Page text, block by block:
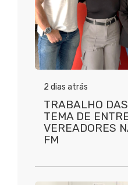
2 dias atrás
TRABALHO
TEMA DE
VEREADORES
FM